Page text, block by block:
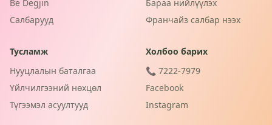
Be Degjin
Салбарууд
Бараа нийлүүлэх
Франчайз салбар нээх
Тусламж
Нууцлалын баталгаа
Үйлчилгээний нөхцөл
Түгээмэл асуултууд
Холбоо барих
📞 7222-7979
Facebook
Instagram